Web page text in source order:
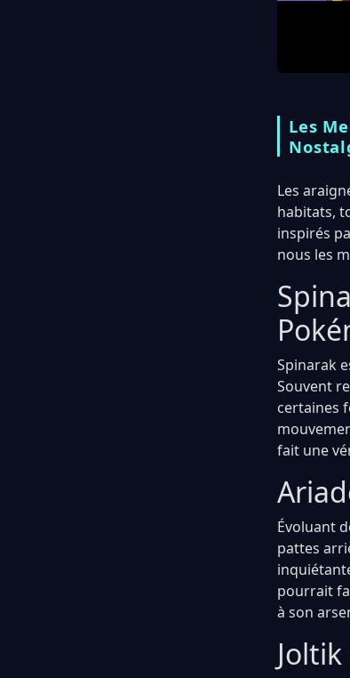
Les
Les
habitats,
inspirés
nous les
Spinarak
Souvent
certaines
fait une
Évoluant
pattes
pourrait
à son